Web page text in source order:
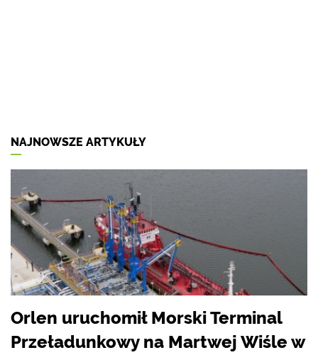
NAJNOWSZE ARTYKUŁY
Orlen uruchomił Morski Terminal
Przeładunkowy na Martwej Wiśle w